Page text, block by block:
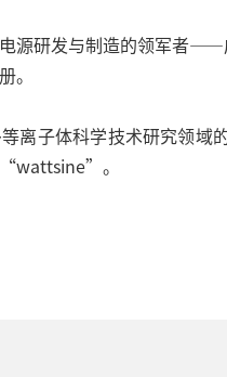
源研发与制造的领军者
。
离子体科学技术研究领
“wattsine”。